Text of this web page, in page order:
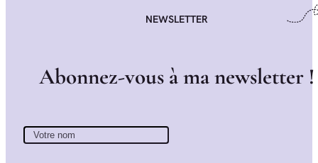
NEWSLETTER
Abonnez-vous àmanewsletter !